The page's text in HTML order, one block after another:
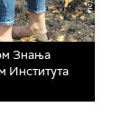
Знања
Института